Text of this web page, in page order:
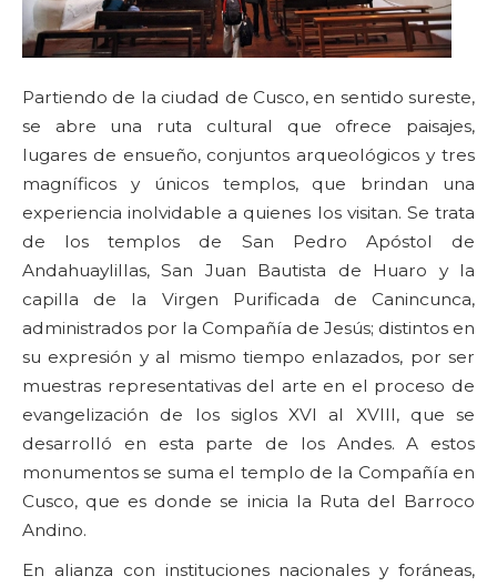
Partiendo de la ciudad de Cusco, en sentido sureste,
se abre una ruta cultural que ofrece paisajes,
lugares de ensueño, conjuntos arqueológicos y tres
magníficos y únicos templos, que brindan una
experiencia inolvidable a quienes los visitan. Se trata
de los templos de San Pedro Apóstol de
Andahuaylillas, San Juan Bautista de Huaro y la
capilla de la Virgen Purificada de Canincunca,
administrados por la Compañía de Jesús; distintos en
su expresión y al mismo tiempo enlazados, por ser
muestras representativas del arte en el proceso de
evangelización de los siglos XVI al XVIII, que se
desarrolló en esta parte de los Andes. A estos
monumentos se suma el templo de la Compañía en
Cusco, que es donde se inicia la Ruta del Barroco
Andino.
En alianza con instituciones nacionales y foráneas,